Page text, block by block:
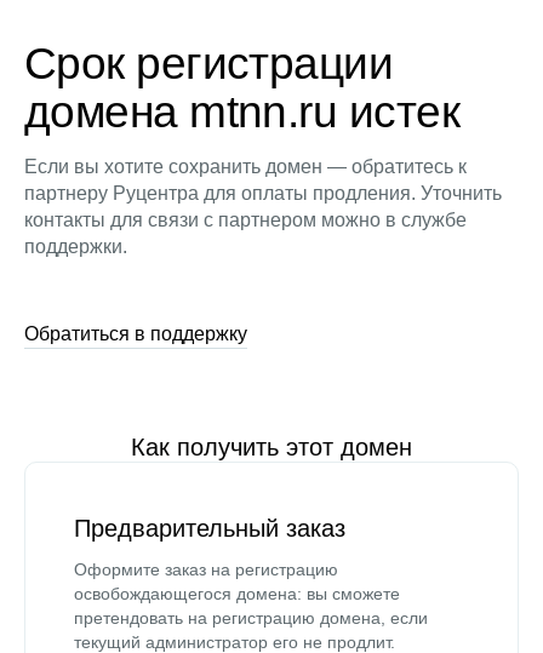
Срок регистрации
домена mtnn.ru истек
Если вы хотите сохранить домен — обратитесь к
партнеру Руцентра для оплаты продления. Уточнить
контакты для связи с партнером можно в службе
поддержки.
Обратиться в поддержку
Как получить этот домен
Предварительный заказ
Оформите заказ на регистрацию
освобождающегося домена: вы сможете
претендовать на регистрацию домена, если
текущий администратор его не продлит.